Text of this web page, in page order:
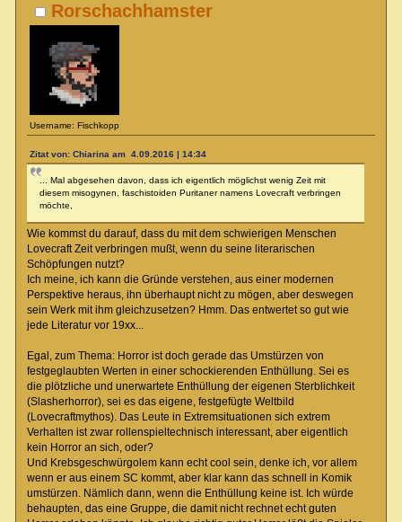
Rorschachhamster
Username: Fischkopp
Zitat von: Chiarina am 4.09.2016 | 14:34
... Mal abgesehen davon, dass ich eigentlich möglichst wenig Zeit mit
diesem misogynen, faschistoiden Puritaner namens Lovecraft verbringen
möchte,
Wie kommst du darauf, dass du mit dem schwierigen Menschen
Lovecraft Zeit verbringen mußt, wenn du seine literarischen
Schöpfungen nutzt?
Ich meine, ich kann die Gründe verstehen, aus einer modernen
Perspektive heraus, ihn überhaupt nicht zu mögen, aber deswegen
sein Werk mit ihm gleichzusetzen? Hmm. Das entwertet so gut wie
jede Literatur vor 19xx...
Egal, zum Thema: Horror ist doch gerade das Umstürzen von
festgeglaubten Werten in einer schockierenden Enthüllung. Sei es
die plötzliche und unerwartete Enthüllung der eigenen Sterblichkeit
(Slasherhorror), sei es das eigene, festgefügte Weltbild
(Lovecraftmythos). Das Leute in Extremsituationen sich extrem
Verhalten ist zwar rollenspieltechnisch interessant, aber eigentlich
kein Horror an sich, oder?
Und Krebsgeschwürgolem kann echt cool sein, denke ich, vor allem
wenn er aus einem SC kommt, aber klar kann das schnell in Komik
umstürzen. Nämlich dann, wenn die Enthüllung keine ist. Ich würde
behaupten, das eine Gruppe, die damit nicht rechnet echt guten